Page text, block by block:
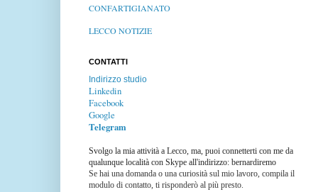
CONFARTIGIANATO
LECCO NOTIZIE
CONTATTI
Indirizzo studio
Linkedin
Facebook
Google
Telegram
Svolgo la mia attività a Lecco, ma, puoi connetterti con me da
qualunque località con Skype all'indirizzo: bernardiremo
Se hai una domanda o una curiosità sul mio lavoro, compila il
modulo di contatto, ti risponderò al più presto.